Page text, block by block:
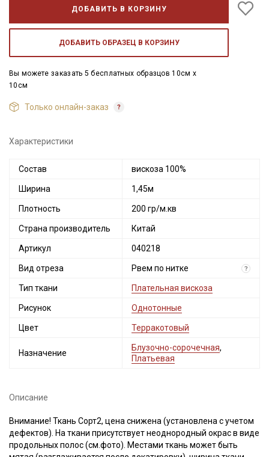
ДОБАВИТЬ В КОРЗИНУ
ДОБАВИТЬ ОБРАЗЕЦ В КОРЗИНУ
Вы можете заказать 5 бесплатных образцов 10см x
10см
Только онлайн-заказ
Характеристики
Состав вискоза 100%
Ширина 1,45м
Плотность 200 гр/м.кв
Страна производитель Китай
Артикул 040218
Вид отреза Рвем по нитке ?
Тип ткани Плательная вискоза
Рисунок Однотонные
Цвет Терракотовый
Назначение
Блузочно-сорочечная,
Платьевая
Описание
Внимание! Ткань Сорт2, цена снижена (установлена с учетом
дефектов). На ткани присутствует неоднородный окрас в виде
продольных полос (см.фото). Местами ткань может быть